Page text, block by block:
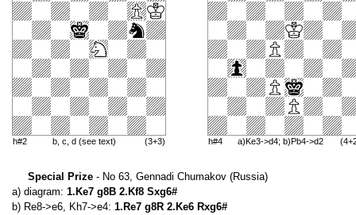
h#2 b, c, d (see text) (3+3) h#4 a)Ke3->d4; b)Pb4->d2
Special Prize - No 63, Gennadi Chumakov (Russia)
a) diagram: 1.Ke7 g8B 2.Kf8 Sxg6#
b) Re8->e6, Kh7->e4: 1.Re7 g8R 2.Ke6 Rxg6#